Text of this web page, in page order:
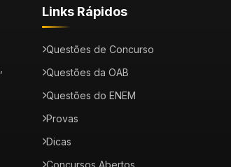
Links Rápidos
Questões de Concurso
Questões da OAB
Questões do ENEM
Provas
Dicas
Concursos Abertos